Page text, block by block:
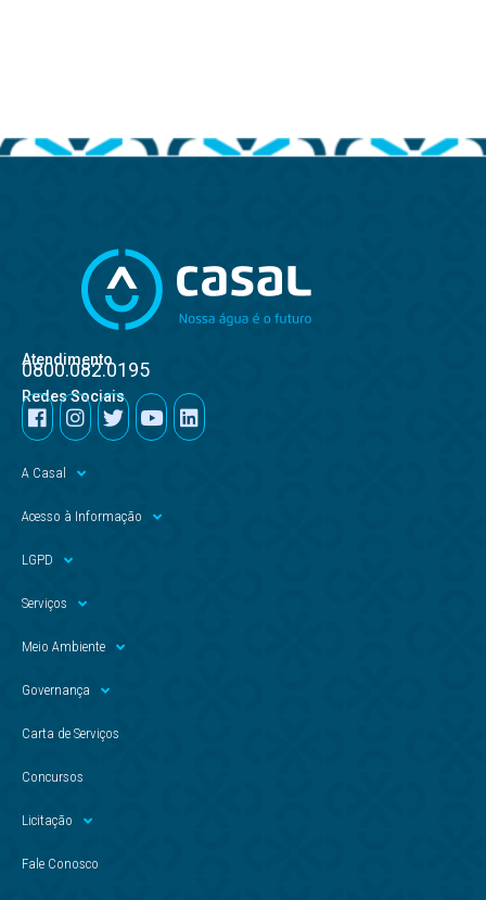
Atendimento
0800.082.0195
Redes Sociais
A Casal
Acesso à Informação
LGPD
Serviços
Meio Ambiente
Governança
Carta de Serviços
Concursos
Licitação
Fale Conosco